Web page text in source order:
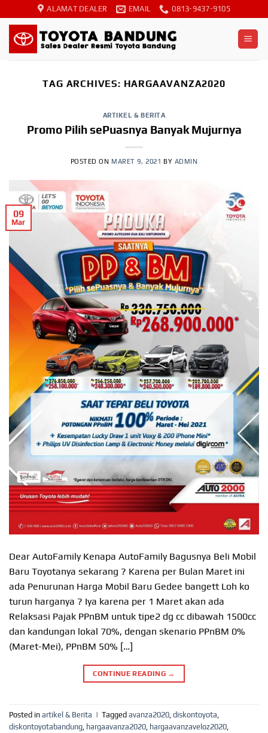
to
content
ALAMAT DEALER EMAIL 0813-9437-9105
TAG ARCHIVES: HARGAAVANZA2020
ARTIKEL & BERITA
Promo Pilih sePuasnya Banyak Mujurnya
POSTED ON MARET 9, 2021 BY ADMIN
09
Mar
Dear AutoFamily Kenapa AutoFamily Bagusnya Beli Mobil
Baru Toyotanya sekarang ? Karena per Bulan Maret ini
ada Penurunan Harga Mobil Baru Gedee bangett Loh ko
turun harganya ? Iya karena per 1 Maret akan ada
Relaksasi Pajak PPnBM untuk tipe2 dg cc dibawah 1500cc
dan kandungan lokal 70%, dengan skenario PPnBM 0%
(Maret-Mei), PPnBM 50% […]
CONTINUE READING →
Posted in artikel & Berita | Tagged avanza2020 diskontoyota
diskontoyotabandung hargaavanza2020 hargaavanzaveloz2020